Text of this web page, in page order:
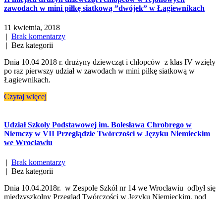
zawodach w mini piłkę siatkową ”dwójek” w Łagiewnikach
11 kwietnia, 2018
| Brak komentarzy
| Bez kategorii
Dnia 10.04 2018 r. drużyny dziewcząt i chłopców z klas IV wzięły
po raz pierwszy udział w zawodach w mini piłkę siatkową w
Łagiewnikach.
Czytaj więcej
Udział Szkoły Podstawowej im. Bolesława Chrobrego w
Niemczy w VII Przeglądzie Twórczości w Języku Niemieckim
we Wrocławiu
| Brak komentarzy
| Bez kategorii
Dnia 10.04.2018r. w Zespole Szkół nr 14 we Wrocławiu odbył się
międzyszkolny Przegląd Twórczości w Języku Niemieckim, pod